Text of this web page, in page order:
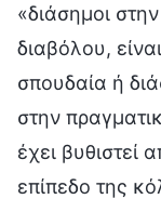
«διάσημοι
διαβόλου,
σπουδαία ή
στην
έχει βυθιστεί
επίπεδο της